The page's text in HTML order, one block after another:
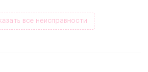
выгодные условия. При этом
нас всегда остается на высшем уровне.
все неисправности